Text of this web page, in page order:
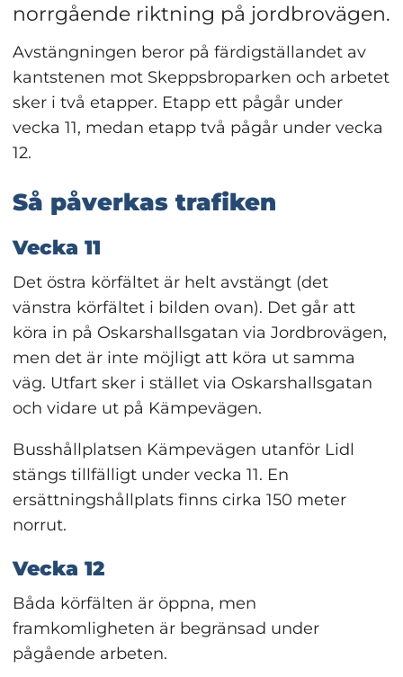
norrgående riktning på jordbrovägen.
Avstängningen beror på färdigställandet av
kantstenen mot Skeppsbroparken och arbetet
sker i två etapper. Etapp ett pågår under
vecka 11, medan etapp två pågår under vecka
12.
Så påverkas trafiken
Vecka 11
Det östra körfältet är helt avstängt (det
vänstra körfältet i bilden ovan). Det går att
köra in på Oskarshallsgatan via Jordbrovägen,
men det är inte möjligt att köra ut samma
väg. Utfart sker i stället via Oskarshallsgatan
och vidare ut på Kämpevägen.
Busshållplatsen Kämpevägen utanför Lidl
stängs tillfälligt under vecka 11. En
ersättningshållplats finns cirka 150 meter
norrut.
Vecka 12
Båda körfälten är öppna, men
framkomligheten är begränsad under
pågående arbeten.